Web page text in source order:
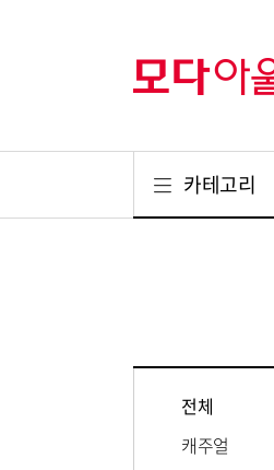
카테고리
전체
캐주얼